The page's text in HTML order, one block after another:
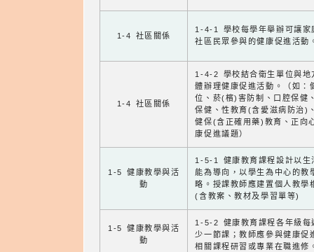
1-4 社區關係
1-4-1 學校每學年舉辦可讓家
社區民眾參與的健康促進活動
1-4 社區關係
1-4-2 學校結合衛生單位與地
體辦理健康促進活動。（如：
位、菸(檳)害防制、口腔保健
保健、性教育(含愛滋病防治)
健保(含正確用藥)教育、正向
康促進議題）
1-5 健康教學與活
動
1-5-1 健康教育課程設計以生
能為導向，以學生為中心的教
略。授課教師應建置個人教學
(含教案、教材及學習單等)
1-5 健康教學與活
動
1-5-2 健康教育課程各年級每
少一節課；教師應參與健康促
相關課程研習或專業在職進修